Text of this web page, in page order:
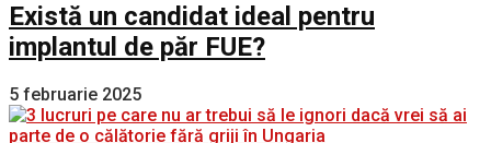
Există un candidat ideal pentru
implantul de păr FUE?
5 februarie 2025